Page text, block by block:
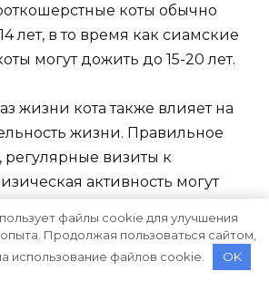
коты обычно
лет, в то время как сиамские
могут дожить до 15-20 лет.
жизни кота также влияет на
жизни. Правильное
регулярные визиты к
активность могут
двигательной
сокращать жизнь кота.
файлы cookie для улучшения
Продолжая пользоваться сайтом,
использование файлов cookie.
OK